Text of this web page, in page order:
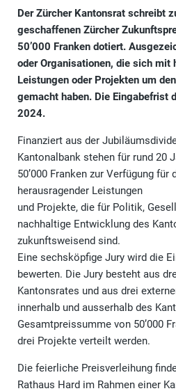
Der Zürcher Kantonsrat schreibt
geschaffenen Zürcher
50’000 Franken dotiert.
oder Organisationen, die sich mit
Leistungen oder Projekten um
gemacht haben. Die Eingabefrist
2024.
Finanziert aus der
Kantonalbank stehen für rund 20
50’000 Franken zur Verfügung für
herausragender Leistungen
und Projekte, die für Politik,
nachhaltige Entwicklung des
zukunftsweisend sind.
Eine sechsköpfige Jury wird die
bewerten. Die Jury besteht aus
Kantonsrates und aus drei
innerhalb und ausserhalb des
Gesamtpreissumme von 50’000
drei Projekte verteilt werden.
Die feierliche Preisverleihung
Rathaus Hard im Rahmen einer